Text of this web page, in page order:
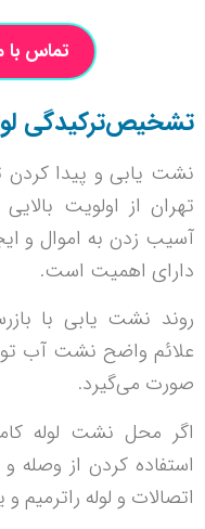
تماس با ما :
تشخیص‌ترکیدگی
نشت یابی و پیدا کردن
تهران از اولویت
آسیب زدن به اموال و
دارای اهمیت است.
روند نشت یابی با
علائم واضح نشت آب
صورت می‌گیرد.
اگر محل نشت لوله
استفاده کردن از وصله
اتصالات و لوله